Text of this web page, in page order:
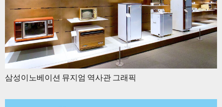
삼성이노베이션 뮤지엄 역사관 그래픽